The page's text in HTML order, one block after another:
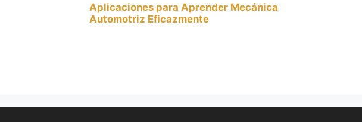
Aplicaciones para Aprender Mecánica
Automotriz Eficazmente